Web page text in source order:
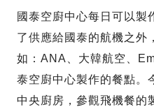
國泰空廚中心每日可以製
了供應給國泰的航機之外
如：ANA、大韓航空、
泰空廚中心製作的餐點。
中央廚房，參觀飛機餐的